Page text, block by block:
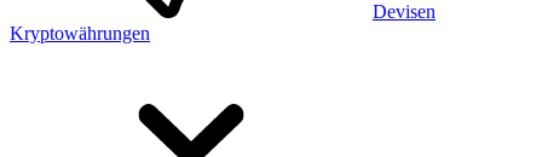
Devisen
Kryptowährungen